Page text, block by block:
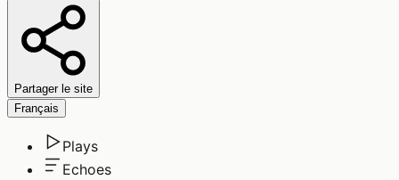
Partager le site
Français
Plays
Echoes